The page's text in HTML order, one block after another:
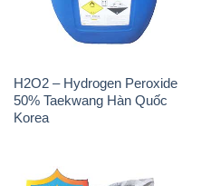
H2O2 – Hydrogen Peroxide
50% Taekwang Hàn Quốc
Korea